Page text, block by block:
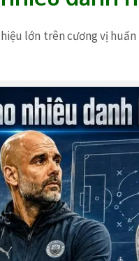
lớn trên cương vị